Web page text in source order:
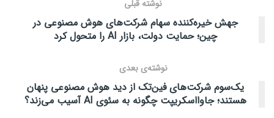
نوشته قبلی
جهش خیره‌کننده سهام شرکت‌های هوش مصنوعی در
چین؛ حمایت دولت، بازار AI را متحول کرد
نوشته‌ی بعدی
یک‌سوم شرکت‌های فین‌تک از دید هوش مصنوعی پنهان
هستند؛ جاوااسکریپت چگونه به سئوی AI آسیب می‌زند؟